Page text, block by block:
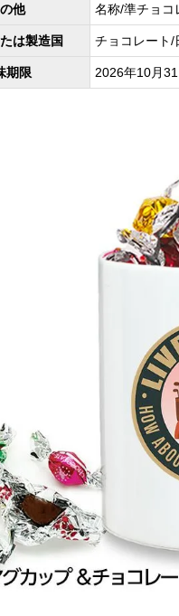
他 名称/準チョ
は製造国 チョコレート/
期限 2026年10月31